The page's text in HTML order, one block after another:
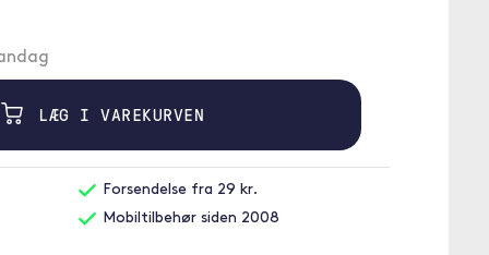
LÆG I VAREKURVEN
Forsendelse fra 29 kr.
Mobiltilbehør siden 2008